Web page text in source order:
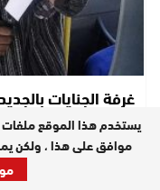
في حق منفذ
يستخدم هذا الموقع ملفات
موافق على هذا ، ولكن